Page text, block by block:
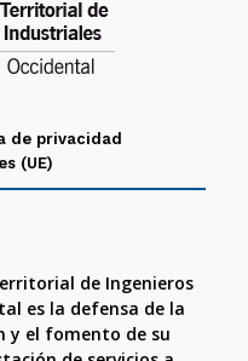
de privacidad
(UE)
de Ingenieros
es la defensa de la
y el fomento de su